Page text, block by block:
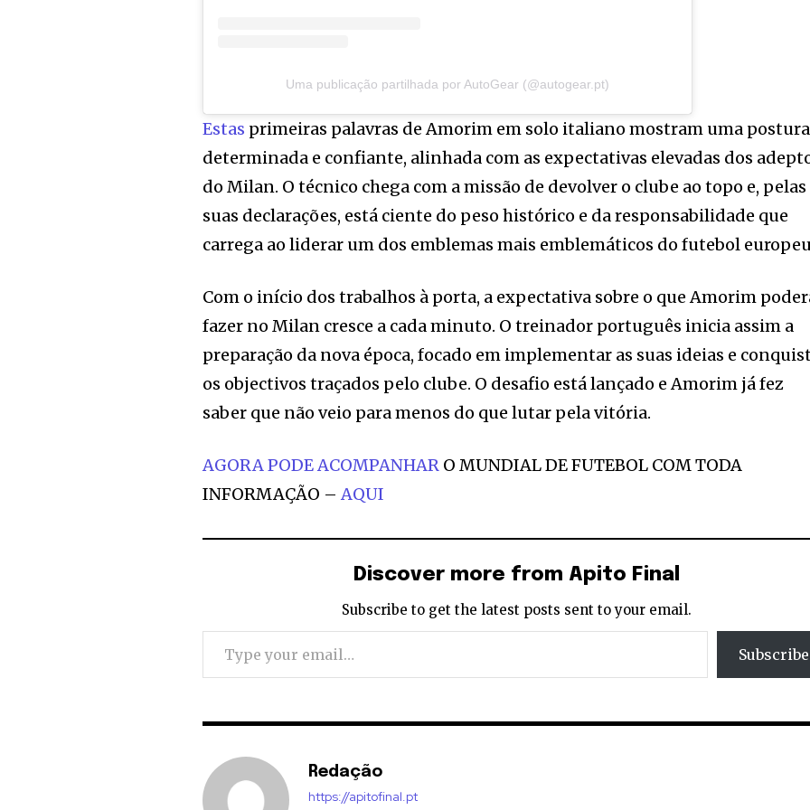
Uma publicação partilhada por AutoGear (@autogear.pt)
Estas primeiras palavras de Amorim em solo italiano mostram uma postura
determinada e confiante, alinhada com as expectativas elevadas dos
do Milan. O técnico chega com a missão de devolver o clube ao topo e, pelas
suas declarações, está ciente do peso histórico e da responsabilidade que
carrega ao liderar um dos emblemas mais emblemáticos do futebol
Com o início dos trabalhos à porta, a expectativa sobre o que Amorim
fazer no Milan cresce a cada minuto. O treinador português inicia assim a
preparação da nova época, focado em implementar as suas ideias e
os objectivos traçados pelo clube. O desafio está lançado e Amorim já fez
saber que não veio para menos do que lutar pela vitória.
AGORA PODE ACOMPANHAR O MUNDIAL DE FUTEBOL COM TODA
INFORMAÇÃO –AQUI
Discover more from Apito Final
Subscribe to get the latest posts sent to your email.
Type your email…
Subscribe
Redação
https://apitofinal.pt